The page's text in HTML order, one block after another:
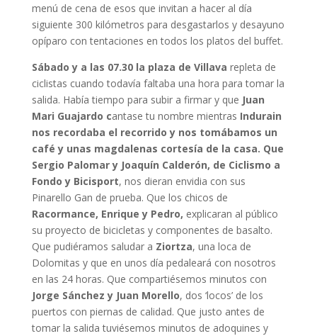
menú de cena de esos que invitan a hacer al día
siguiente 300 kilómetros para desgastarlos y desayuno
opíparo con tentaciones en todos los platos del buffet.
Sábado y a las 07.30 la plaza de Villava repleta de
ciclistas cuando todavía faltaba una hora para tomar la
salida. Había tiempo para subir a firmar y que Juan
Mari Guajardo cantase tu nombre mientras Indurain
nos recordaba el recorrido y nos tomábamos un
café y unas magdalenas cortesía de la casa. Que
Sergio Palomar y Joaquín Calderón, de Ciclismo a
Fondo y Bicisport, nos dieran envidia con sus
Pinarello Gan de prueba. Que los chicos de
Racormance, Enrique y Pedro, explicaran al público
su proyecto de bicicletas y componentes de basalto.
Que pudiéramos saludar a Ziortza, una loca de
Dolomitas y que en unos día pedaleará con nosotros
en las 24 horas. Que compartiésemos minutos con
Jorge Sánchez y Juan Morello, dos ‘locos’ de los
puertos con piernas de calidad. Que justo antes de
tomar la salida tuviésemos minutos de adoquines y